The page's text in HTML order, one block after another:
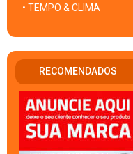
• TEMPO & CLIMA
RECOMENDADOS